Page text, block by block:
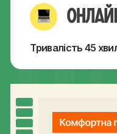
кожен отримає
вчити
надаються під